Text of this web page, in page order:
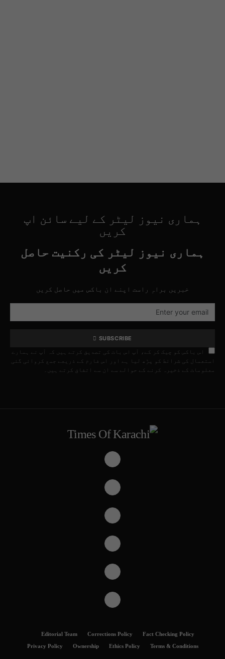
ہماری نیوز لیٹر کے لیے سائن اپ
کریں
ہماری نیوز لیٹر کی رکنیت حاصل
کریں
خبریں براہِ راست اپنے ان باکس میں حاصل کریں
SUBSCRIBE
اس باکس کو چیک کر کے، آپ اس بات کی تصدیق کرتے ہیں کہ آپ نے ہمارے
استعمال کی شرائط کو پڑھ لیا ہے اور اس فارم کے ذریعے جمع کروائی گئی
معلومات کے ذخیرہ کرنے کے حوالے سے ان سے اتفاق کرتے ہیں۔
Fact Checking Policy
Corrections Policy
Editorial Team
Terms & Conditions
Ethics Policy
Ownership
Privacy Policy